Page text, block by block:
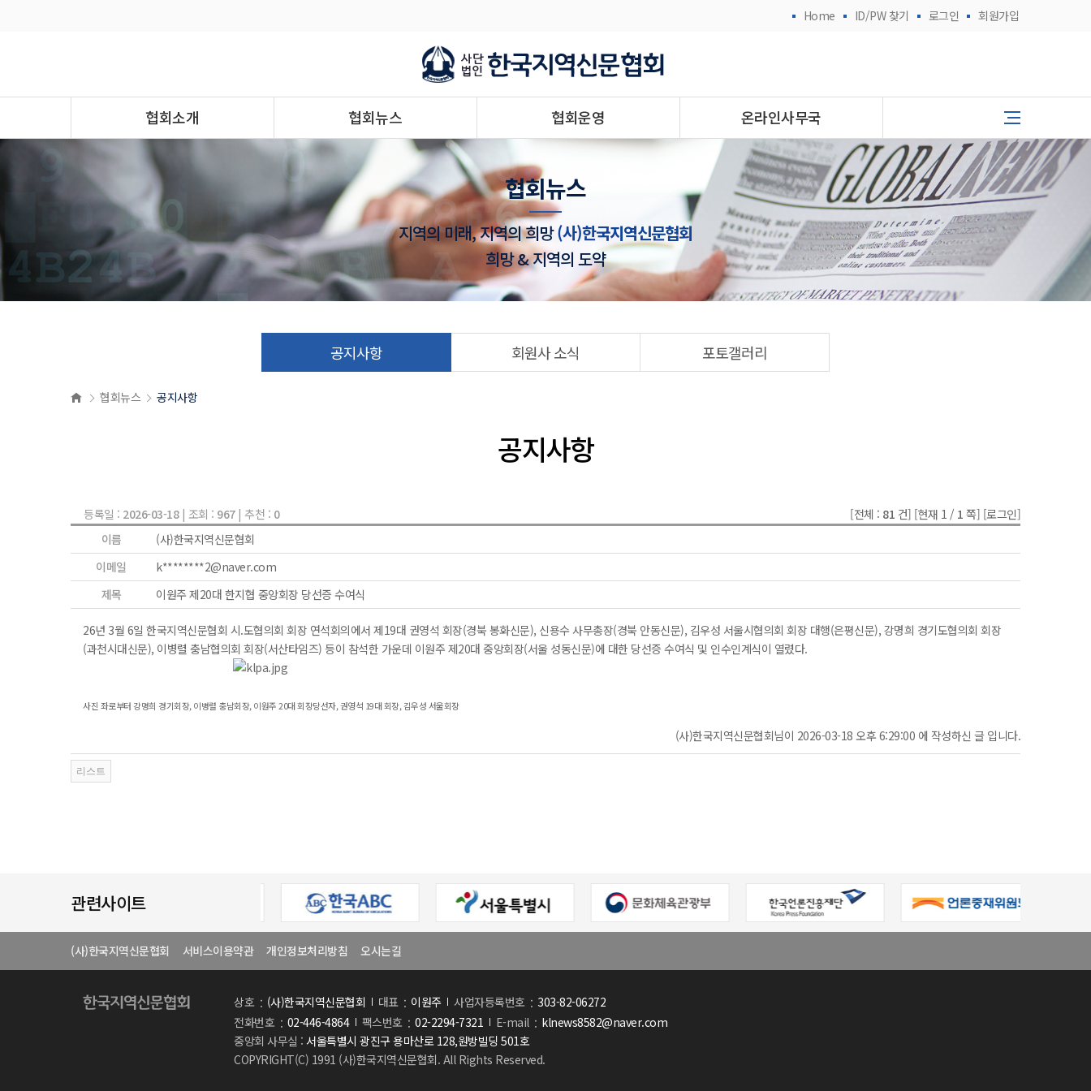
Home ID/PW 찾기 로그인 회원가입
협회소개 협회뉴스 협회운영 온라인사무국
협회뉴스
지역의 미래, 지역의 희망(사)한국지역신문협회
희망 & 지역의 도약
공지사항 회원사 소식 포토갤러리
협회뉴스 공지사항
공지사항
등록일 : 2026-03-18| 조회 : 967| 추천 : 0 [전체 : 81 건] [현재 1 / 1 쪽] [로그인]
이름
(사)한국지역신문협회
이메일
k********2@naver.com
제목
이원주 제20대 한지협 중앙회장 당선증 수여식
26년 3월 6일 한국지역신문협회 시.도협의회 회장 연석회의에서 제19대 권영석 회장(경북 봉화신문), 신용수 사무총장(경북 안동신문), 김우성 서울시협의회 회장 대행(은평신문), 강명희 경기도협의회 회장
(과천시대신문), 이병렬 충남협의회 회장(서산타임즈) 등이 참석한 가운데 이원주 제20대 중앙회장(서울 성동신문)에 대한 당선증 수여식 및 인수인계식이 열렸다.
사진 좌로부터 강명희 경기회장, 이병렬 충남회장, 이원주 20대 회장당선자, 권영석 19대 회장, 김우성 서울회장
(사)한국지역신문협회님이 2026-03-18 오후 6:29:00 에 작성하신 글 입니다.
관련사이트
(사)한국지역신문협회 서비스이용약관 개인정보처리방침 오시는길
상호 (사)한국지역신문협회 대표 이원주 사업자등록번호
303-82-06272
전화번호
02-446-4864 팩스번호 02-2294-7321 E-mail
klnews8582@naver.com
중앙회 사무실 : 서울특별시 광진구 용마산로 128,원방빌딩 501호
COPYRIGHT(C) 1991 (사)한국지역신문협회. All Rights Reserved.